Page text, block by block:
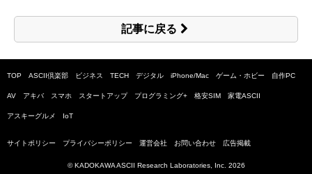
記事に戻る
TOP ASCII倶楽部 ビジネス TECH デジタル iPhone/Mac ゲーム・ホビー 自作PC
AV アキバ スマホ スタートアップ プログラミング+ 格安SIM 家電ASCII
アスキーグルメ IoT
サイトポリシー プライバシーポリシー 運営会社 お問い合わせ 広告掲載
© KADOKAWA ASCII Research Laboratories, Inc. 2026